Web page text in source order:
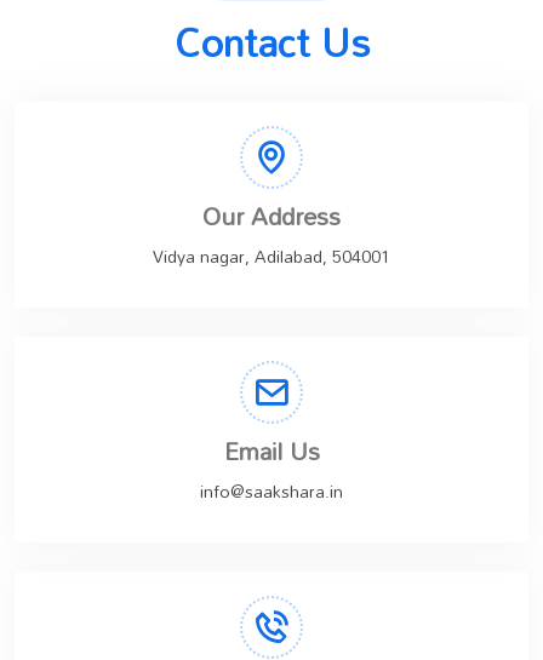
Contact Us
Our Address
Vidya nagar, Adilabad, 504001
Email Us
info@saakshara.in